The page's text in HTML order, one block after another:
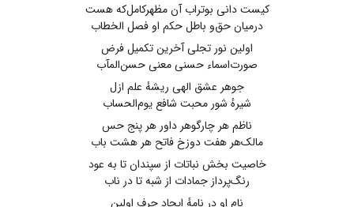
کیست دانی بوتراب آن مظهرکامل‌که هست
درمیان حق‌و باطل حکم او فصل الخطاب
اولین نور تجلی آخرین تکمیل فرض
صورت‌اسماء حسنی معنی حسن‌المآب
جوهر عشق الهی ریشهٔ علم ازل
شیرهٔ شور محبت شافع یوم‌الحساب
ناظم هر چارگوهر داور هر پنج حس
مالک‌هر هفت دوزخ فاتح هر هشت باب
خاصیت بخش نباتات از سپندان تا به عود
رنگ‌پرداز جمادات از شبه تا در ناب
نام او در نامهٔ ایجاد حرف اولین